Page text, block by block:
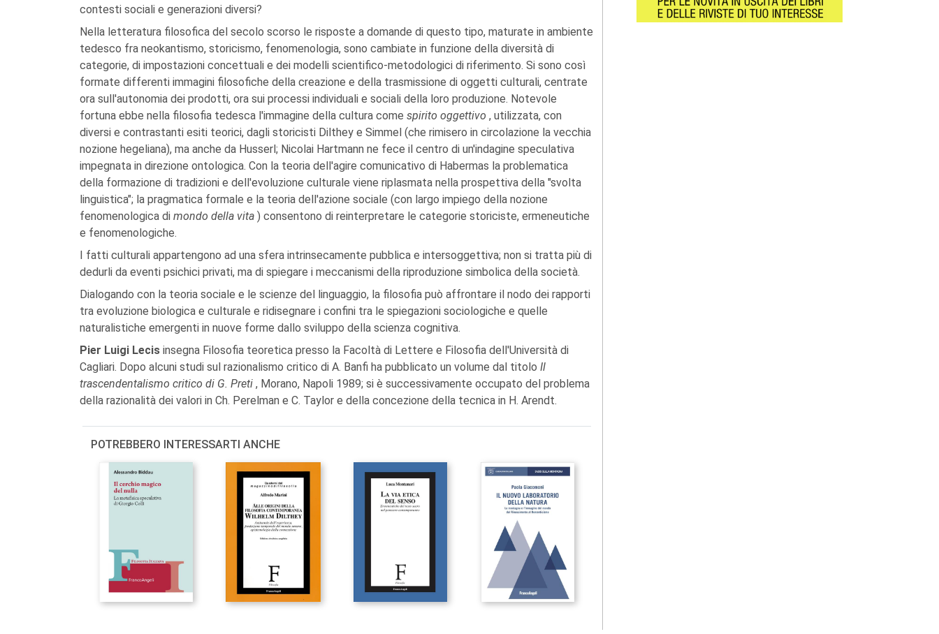
contesti sociali e generazioni diversi?
Nella letteratura filosofica del secolo scorso le risposte a domande di questo tipo, maturate in ambiente
tedesco fra neokantismo, storicismo, fenomenologia, sono cambiate in funzione della diversità di
categorie, di impostazioni concettuali e dei modelli scientifico-metodologici di riferimento. Si sono così
formate differenti immagini filosofiche della creazione e della trasmissione di oggetti culturali, centrate
ora sull'autonomia dei prodotti, ora sui processi individuali e sociali della loro produzione. Notevole
fortuna ebbe nella filosofia tedesca l'immagine della cultura come spirito oggettivo , utilizzata, con
diversi e contrastanti esiti teorici, dagli storicisti Dilthey e Simmel (che rimisero in circolazione la vecchia
nozione hegeliana), ma anche da Husserl; Nicolai Hartmann ne fece il centro di un'indagine speculativa
impegnata in direzione ontologica. Con la teoria dell'agire comunicativo di Habermas la problematica
della formazione di tradizioni e dell'evoluzione culturale viene riplasmata nella prospettiva della "svolta
linguistica"; la pragmatica formale e la teoria dell'azione sociale (con largo impiego della nozione
fenomenologica di mondo della vita ) consentono di reinterpretare le categorie storiciste, ermeneutiche
e fenomenologiche.
I fatti culturali appartengono ad una sfera intrinsecamente pubblica e intersoggettiva; non si tratta più di
dedurli da eventi psichici privati, ma di spiegare i meccanismi della riproduzione simbolica della società.
Dialogando con la teoria sociale e le scienze del linguaggio, la filosofia può affrontare il nodo dei rapporti
tra evoluzione biologica e culturale e ridisegnare i confini tra le spiegazioni sociologiche e quelle
naturalistiche emergenti in nuove forme dallo sviluppo della scienza cognitiva.
Pier Luigi Lecis insegna Filosofia teoretica presso la Facoltà di Lettere e Filosofia dell'Università di
Cagliari. Dopo alcuni studi sul razionalismo critico di A. Banfi ha pubblicato un volume dal titolo Il
trascendentalismo critico di G. Preti , Morano, Napoli 1989; si è successivamente occupato del problema
della razionalità dei valori in Ch. Perelman e C. Taylor e della concezione della tecnica in H. Arendt.
POTREBBERO INTERESSARTI ANCHE